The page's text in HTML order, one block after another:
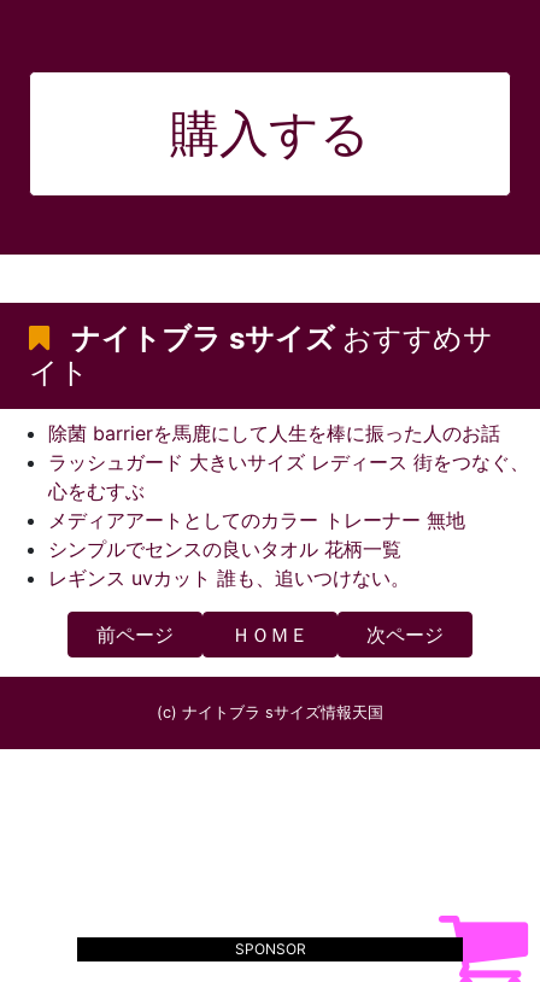
購入する
ナイトブラ sサイズおすすめサ
イト
除菌 barrierを馬鹿にして人生を棒に振った人のお話
ラッシュガード 大きいサイズ レディース 街をつなぐ、
心をむすぶ
メディアアートとしてのカラー トレーナー 無地
シンプルでセンスの良いタオル 花柄一覧
レギンス uvカット 誰も、追いつけない。
前ページ ＨＯＭＥ 次ページ
(c) ナイトブラ sサイズ情報天国
SPONSOR